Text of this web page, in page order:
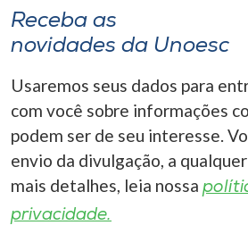
Receba as
novidades da Unoesc
Usaremos seus dados para
com você sobre informações
podem ser de seu interesse.
envio da divulgação, a
mais detalhes, leia nossa
privacidade.